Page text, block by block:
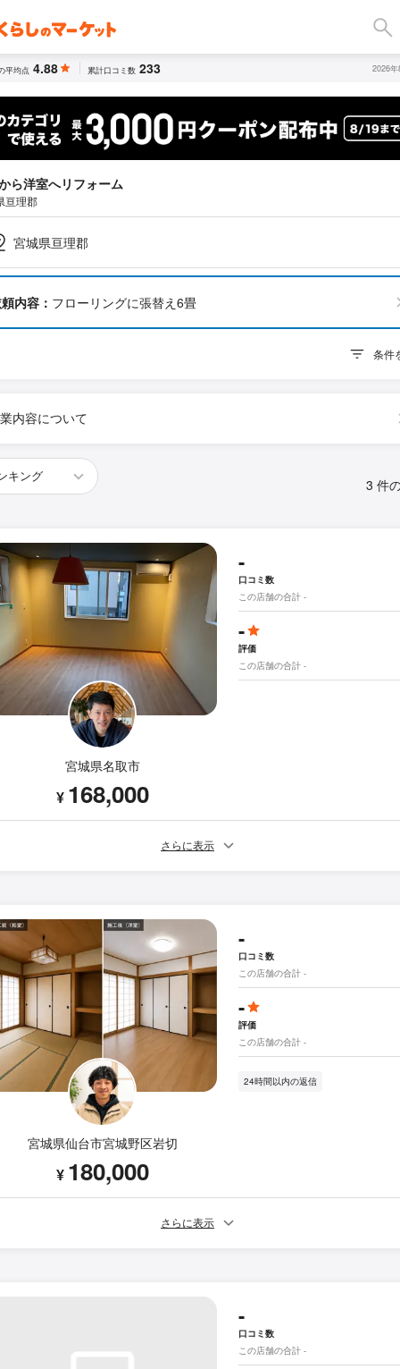
平均点 4.88 累計口コミ数 233 2026
ら洋室へリフォーム
亘理郡
宮城県亘理郡
内容： フローリングに張替え6畳
条件
内容について
3 件
宮城県名取市
¥ 168,000
-
口コミ数
この店舗の合計 -
-
評価
この店舗の合計 -
さらに表示
宮城県仙台市宮城野区岩切
¥ 180,000
-
口コミ数
この店舗の合計 -
-
評価
この店舗の合計 -
24時間以内の返信
さらに表示
-
口コミ数
この店舗の合計 -